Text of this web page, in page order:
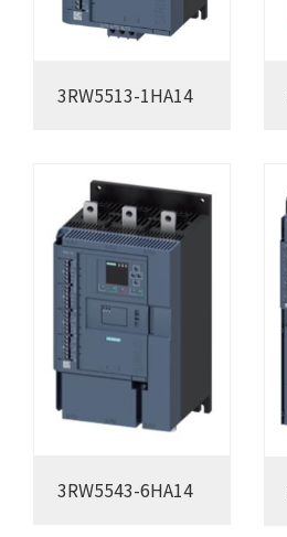
3RW5513-1HA14
3RW5543-6HA14